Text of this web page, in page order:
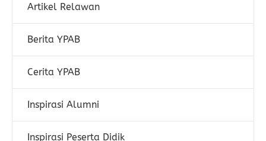
Artikel Relawan
Berita YPAB
Cerita YPAB
Inspirasi Alumni
Inspirasi Peserta Didik